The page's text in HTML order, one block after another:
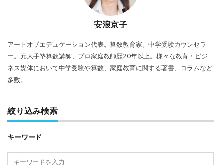
安浪京子
アートオブエデュケーション代表。算数教育家。中学受験カウンセラ
ー。元大手塾算数講師、プロ家庭教師歴20年以上。様々な教育・ビジ
ネス媒体において中学受験や算数、家庭教育に関する著書、コラムなど
多数。
絞り込み検索
キーワード